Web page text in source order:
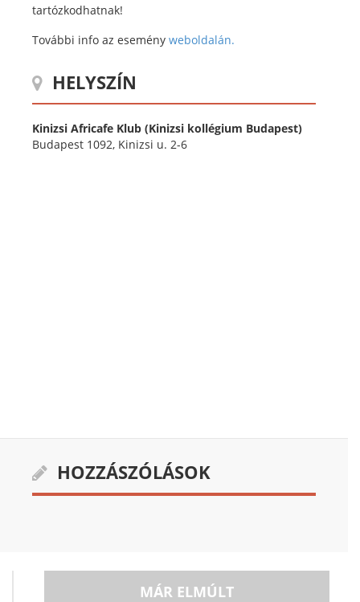
tartózkodhatnak!
További info az esemény weboldalán.
HELYSZÍN
Kinizsi Africafe Klub (Kinizsi kollégium Budapest)
Budapest 1092, Kinizsi u. 2-6
HOZZÁSZÓLÁSOK
MÁR ELMÚLT